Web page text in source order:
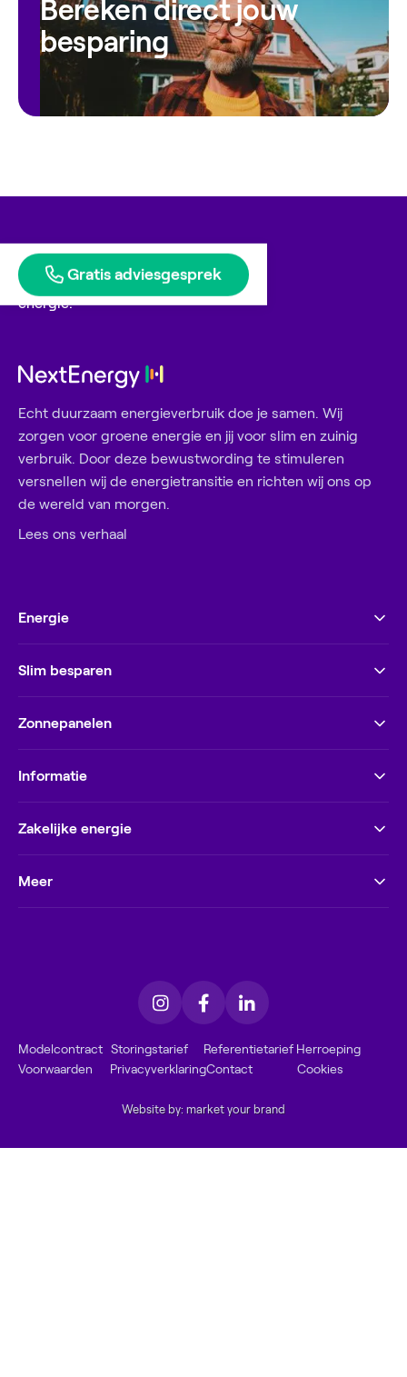
Bereken direct jouw
besparing
Gratis adviesgesprek
Blije klanten geven ons
energie.
Echt duurzaam energieverbruik doe je samen. Wij
zorgen voor groene energie en jij voor slim en zuinig
verbruik. Door deze bewustwording te stimuleren
versnellen wij de energietransitie en richten wij ons op
de wereld van morgen.
Lees ons verhaal
Energie
Slim besparen
Zonnepanelen
Informatie
Zakelijke energie
Meer
Modelcontract Storingstarief Referentietarief Herroeping
Voorwaarden
PrivacyverklaringContact Cookies
Website by: market your brand